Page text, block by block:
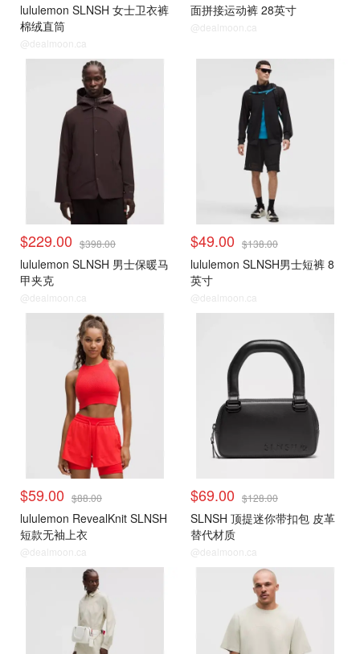
lululemon SLNSH 女士卫衣裤
棉绒直筒
@dealmoon.ca
面拼接运动裤 28英寸
@dealmoon.ca
$229.00 $398.00
lululemon SLNSH 男士保暖马
甲夹克
@dealmoon.ca
$49.00 $138.00
lululemon SLNSH男士短裤 8
英寸
@dealmoon.ca
$59.00 $88.00
lululemon RevealKnit SLNSH
短款无袖上衣
@dealmoon.ca
$69.00 $128.00
SLNSH 顶提迷你带扣包 皮革
替代材质
@dealmoon.ca